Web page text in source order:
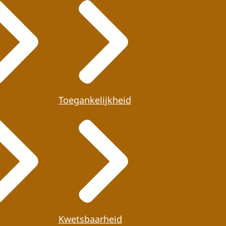
Toegankelijkheid
Kwetsbaarheid